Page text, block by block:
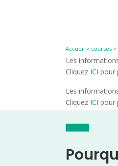
Accueil > courses >
Les
Cliquez ICI pour
Les
Cliquez ICI pour